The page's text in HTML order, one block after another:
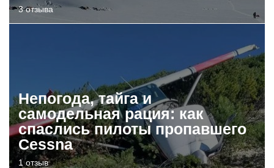
3 отзыва
Непогода, тайга и
самодельная рация: как
спаслись пилоты пропавшего
Cessna
1 отзыв